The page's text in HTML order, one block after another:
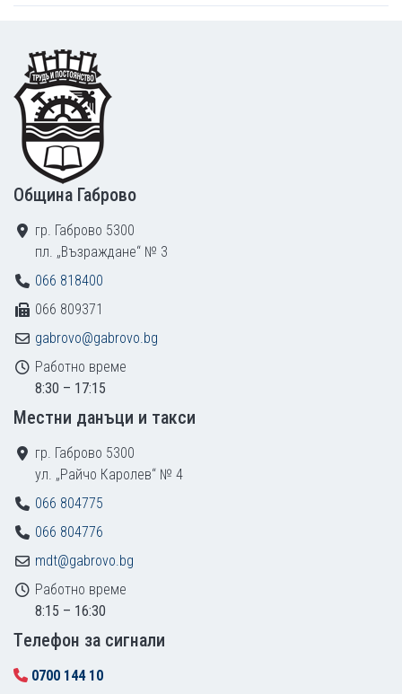
Footer
Община Габрово
гр. Габрово 5300
пл. „Възраждане“ № 3
066 818400
066 809371
gabrovo@gabrovo.bg
Работно време
8:30 – 17:15
Местни данъци и такси
гр. Габрово 5300
ул. „Райчо Каролев“ № 4
066 804775
066 804776
mdt@gabrovo.bg
Работно време
8:15 – 16:30
Tелефон за сигнали
0700 144 10